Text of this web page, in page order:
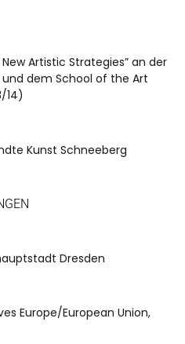
Artistic Strategies” an der
dem School of the Art
14)
Kunst Schneeberg
Dresden
Europe/European Union,